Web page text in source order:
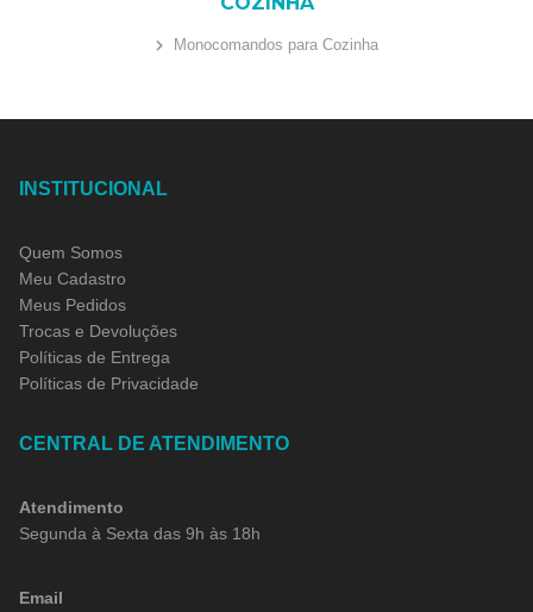
Monocomandos para Cozinha
INSTITUCIONAL
Quem Somos
Meu Cadastro
Meus Pedidos
Trocas e Devoluções
Políticas de Entrega
Políticas de Privacidade
CENTRAL DE ATENDIMENTO
Atendimento
Segunda à Sexta das 9h às 18h
Email